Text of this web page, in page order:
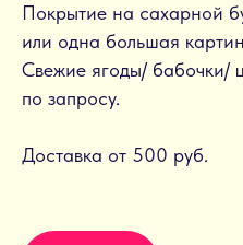
Покрытие на сахарной
или одна большая
Свежие ягоды/ бабочки/
по запросу.
Доставка от 500 руб.